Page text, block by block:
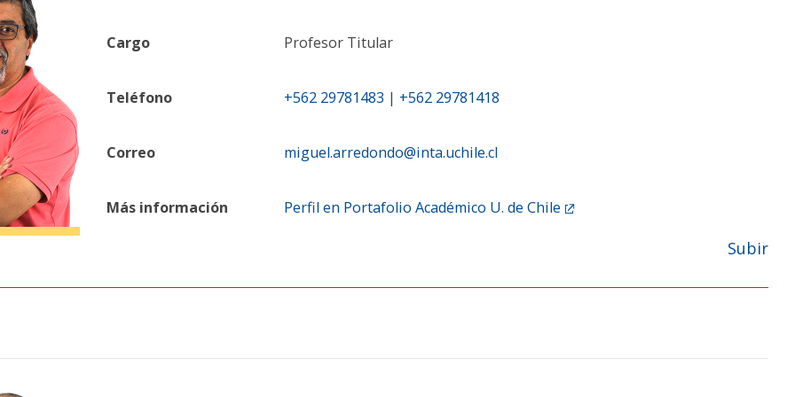
Cargo Profesor Titular
Teléfono +562 29781483 | +562 29781418
Correo miguel.arredondo@inta.uchile.cl
Más información Perfil en Portafolio Académico U. de Chile
Subir